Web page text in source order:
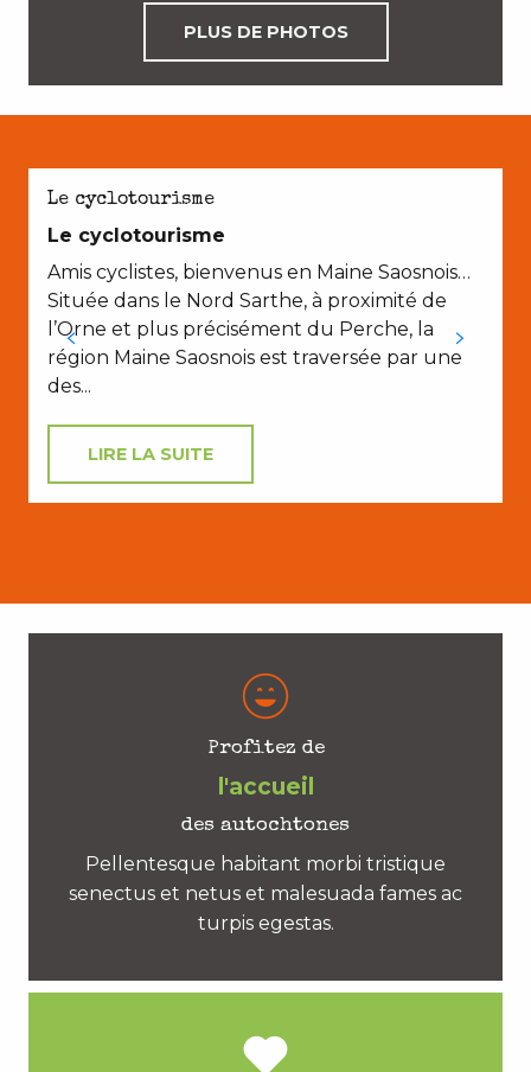
PLUS DE PHOTOS
Le cyclotourisme
Le cyclotourisme
Amis cyclistes, bienvenus en Maine Saosnois…
Située dans le Nord Sarthe, à proximité de
l’Orne et plus précisément du Perche, la
région Maine Saosnois est traversée par une
des...
LIRE LA SUITE
Profitez de
l'accueil
des autochtones
Pellentesque habitant morbi tristique
senectus et netus et malesuada fames ac
turpis egestas.